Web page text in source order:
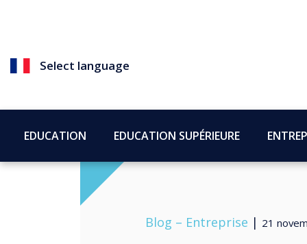
Select language
EDUCATION EDUCATION SUPÉRIEURE
Blog – Entreprise | 21